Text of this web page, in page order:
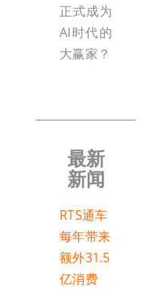
正式成为
AI时代的
大赢家？
最新
新闻
RTS通车
每年带来
额外31.5
亿消费